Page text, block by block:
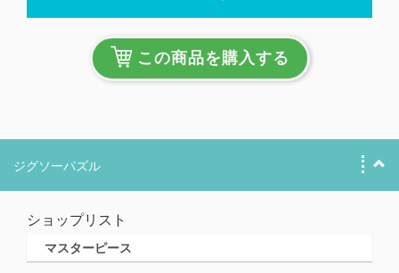
この商品を購入する
ジグソーパズル
ショップリスト
マスターピース